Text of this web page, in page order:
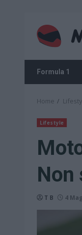
content
Formula 1
Home
Lifestyle
Non
T B 4